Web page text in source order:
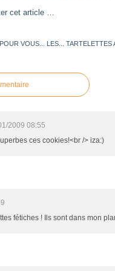
cet article …
VOUS... LES... TARTELETTES
2009 08:55
ces cookies!<br /> iza:)
fétiches ! Ils sont dans mon